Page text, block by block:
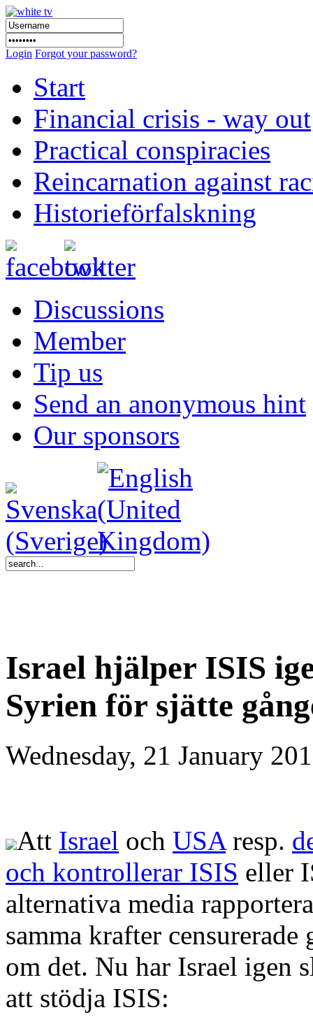
Login Forgot your password?
Start
Financial crisis - way out
Practical conspiracies
Reincarnation against
Historieförfalskning
Discussions
Member
Tip us
Send an anonymous hint
Our sponsors
Israel hjälper ISIS
Syrien för sjätte
Wednesday, 21 January
Att Israel och USAresp.
och kontrollerar ISIS eller
alternativa media
samma krafter
om det. Nu har Israel igen
att stödja ISIS: